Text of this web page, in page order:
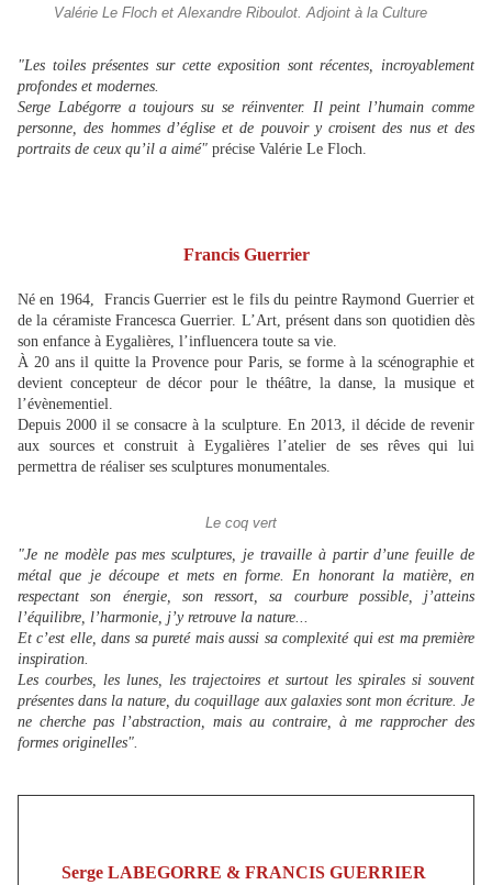
Valérie Le Floch et Alexandre Riboulot. Adjoint à la Culture
"Les toiles présentes sur cette exposition sont récentes, incroyablement
profondes et modernes.
Serge Labégorre a toujours su se réinventer. Il peint l’humain comme
personne, des hommes d’église et de pouvoir y croisent des nus et des
portraits de ceux qu’il a aimé" précise Valérie Le Floch.
Francis Guerrier
Né en 1964, Francis Guerrier est le fils du peintre Raymond Guerrier et
de la céramiste Francesca Guerrier. L’Art, présent dans son quotidien dès
son enfance à Eygalières, l’influencera toute sa vie.
À 20 ans il quitte la Provence pour Paris, se forme à la scénographie et
devient concepteur de décor pour le théâtre, la danse, la musique et
l’évènementiel.
Depuis 2000 il se consacre à la sculpture. En 2013, il décide de revenir
aux sources et construit à Eygalières l’atelier de ses rêves qui lui
permettra de réaliser ses sculptures monumentales.
Le coq vert
"Je ne modèle pas mes sculptures, je travaille à partir d’une feuille de
métal que je découpe et mets en forme. En honorant la matière, en
respectant son énergie, son ressort, sa courbure possible, j’atteins
l’équilibre, l’harmonie, j’y retrouve la nature...
Et c’est elle, dans sa pureté mais aussi sa complexité qui est ma première
inspiration.
Les courbes, les lunes, les trajectoires et surtout les spirales si souvent
présentes dans la nature, du coquillage aux galaxies sont mon écriture. Je
ne cherche pas l’abstraction, mais au contraire, à me rapprocher des
formes originelles".
Serge LABEGORRE & FRANCIS GUERRIER